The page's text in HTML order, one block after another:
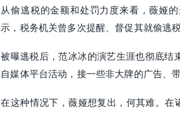
从偷逃税的金额和处罚力度来看，薇娅
示，税务机关曾多次提醒、督促其就偷逃
被曝逃税后，范冰冰的演艺生涯也彻底结
自媒体平台活动，接一些非大牌的广告、
在这种情况下，薇娅想复出，何其难。在